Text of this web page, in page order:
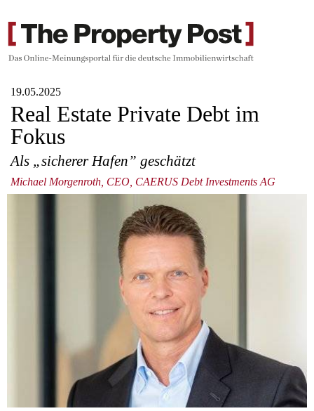
19.05.2025
Real Estate Private Debt im
Fokus
Als „sicherer Hafen” geschätzt
Michael Morgenroth, CEO, CAERUS Debt Investments AG